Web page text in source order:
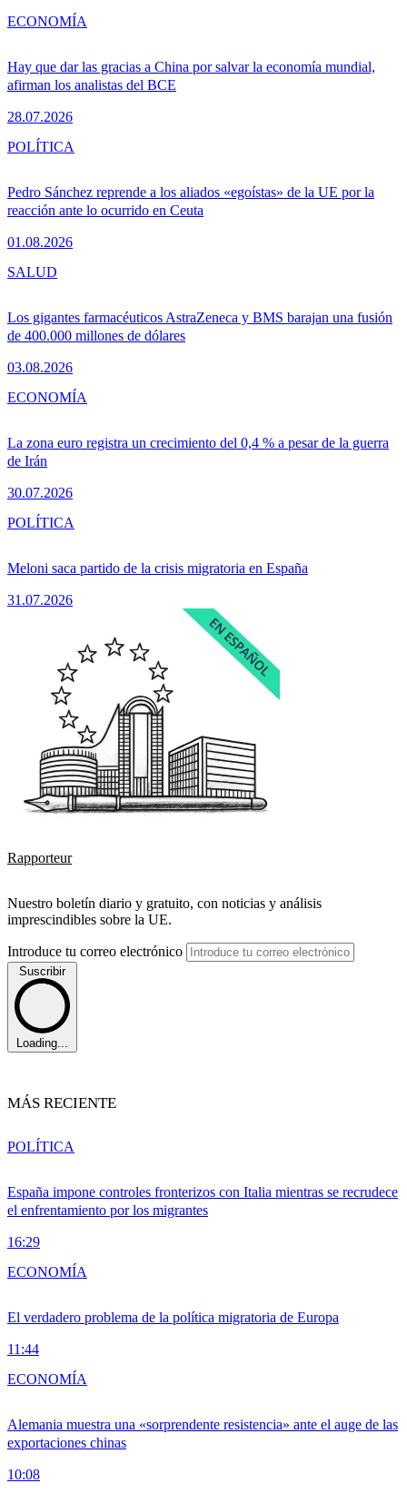
Hay que dar las gracias a China por salvar la economía mundial,
afirman los analistas del BCE
28.07.2026
ECONOMÍA
Pedro Sánchez reprende a los aliados «egoístas» de la UE por la
reacción ante lo ocurrido en Ceuta
01.08.2026
POLÍTICA
Los gigantes farmacéuticos AstraZeneca y BMS barajan una fusión
de 400.000 millones de dólares
03.08.2026
SALUD
La zona euro registra un crecimiento del 0,4 % a pesar de la guerra
de Irán
30.07.2026
ECONOMÍA
Meloni saca partido de la crisis migratoria en España
31.07.2026
POLÍTICA
Rapporteur
Nuestro boletín diario y gratuito, con noticias y análisis
imprescindibles sobre la UE.
Introduce tu correo electrónico
Suscribir
Loading...
MÁS RECIENTE
España impone controles fronterizos con Italia mientras se recrudece
el enfrentamiento por los migrantes
16:29
POLÍTICA
El verdadero problema de la política migratoria de Europa
11:44
ECONOMÍA
Alemania muestra una «sorprendente resistencia» ante el auge de las
exportaciones chinas
10:08
ECONOMÍA